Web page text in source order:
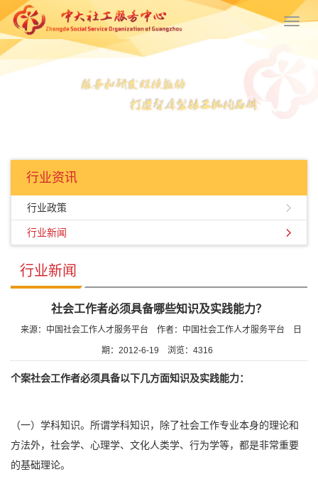
行业资讯
行业政策
行业新闻
行业新闻
社会工作者必须具备哪些知识及实践能力？
来源：中国社会工作人才服务平台 作者：中国社会工作人才服务平台 日
期：2012-6-19 浏览： 4316
个案社会工作者必须具备以下几方面知识及实践能力：
（一）学科知识。所谓学科知识，除了社会工作专业本身的理论和
方法外，社会学、心理学、文化人类学、行为学等，都是非常重要
的基础理论。